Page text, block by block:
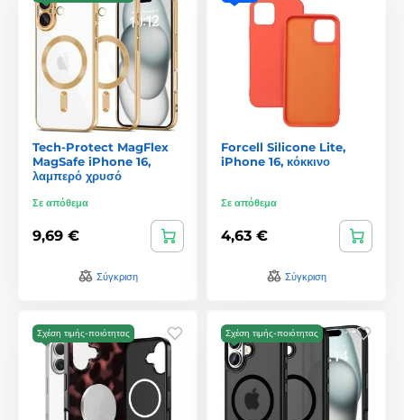
Tech-Protect MagFlex
MagSafe iPhone 16,
λαμπερό χρυσό
Σε απόθεμα
9,69 €
Σύγκριση
Forcell Silicone Lite,
iPhone 16, κόκκινο
Σε απόθεμα
4,63 €
Σύγκριση
Σχέση τιμής-ποιότητας Σχέση τιμής-ποιότητας